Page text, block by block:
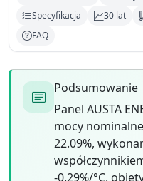
Specyfikacja
30 lat
FAQ
Podsumowanie
Panel AUSTA
mocy
22.09%,
-0.29%/°C,